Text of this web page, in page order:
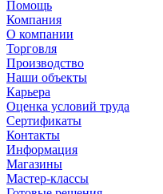
Помощь
Компания
О компании
Торговля
Производство
Наши объекты
Карьера
Оценка условий труда
Сертификаты
Контакты
Информация
Магазины
Мастер-классы